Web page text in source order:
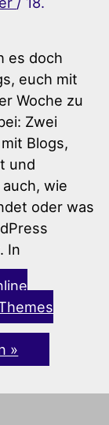
es doch
euch mit
Woche zu
Zwei
Blogs,
und
wie
oder was
In
»